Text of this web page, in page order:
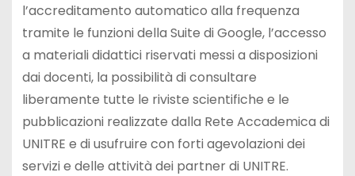
l’accreditamento automatico alla frequenza
tramite le funzioni della Suite di Google, l’accesso
a materiali didattici riservati messi a disposizioni
dai docenti, la possibilità di consultare
liberamente tutte le riviste scientifiche e le
pubblicazioni realizzate dalla Rete Accademica di
UNITRE e di usufruire con forti agevolazioni dei
servizi e delle attività dei partner di UNITRE.